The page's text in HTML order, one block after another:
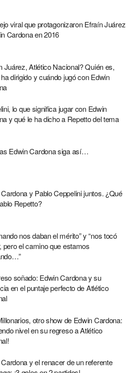
viral que protagonizaron Efraín Juárez
Cardona en 2016
Juárez, Atlético Nacional? Quién es,
dirigido y cuándo jugó con Edwin
lo que significa jugar con Edwin
y qué le ha dicho a Repetto del tema
Edwin Cardona siga así…
y Pablo Ceppelini juntos. ¿Qué
Repetto?
nos daban el mérito” y “nos tocó
pero el camino que estamos
soñado: Edwin Cardona y su
en el puntaje perfecto de Atlético
otro show de Edwin Cardona:
nivel en su regreso a Atlético
y el renacer de un referente